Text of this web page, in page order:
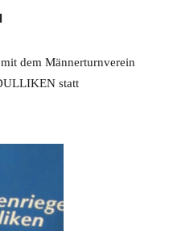
dem Männerturnverein
statt